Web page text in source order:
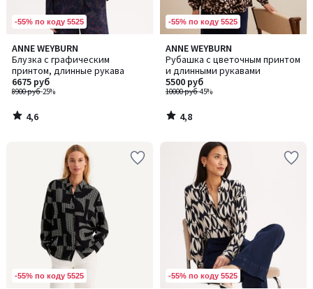
-55% по коду 5525
ANNE WEYBURN
Блузка с графическим
принтом, длинные рукава
8900 руб-25%
6675 руб
4,6
/ 5
4,6
/
-55% по коду 5525
ANNE WEYBURN
Рубашка с цветочным принтом
и длинными рукавами
10000 руб-45%
5500 руб
4,8
/ 5
4,8
/
-55% по коду 5525 -55% по коду 5525